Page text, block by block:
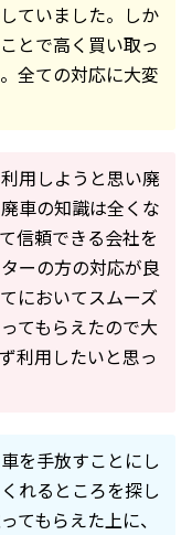
ていました。しか
とで高く買い取っ
全ての対応に大変
用しようと思い廃
車の知識は全くな
信頼できる会社を
ーの方の対応が良
においてスムーズ
てもらえたので大
利用したいと思っ
を手放すことにし
れるところを探し
てもらえた上に、